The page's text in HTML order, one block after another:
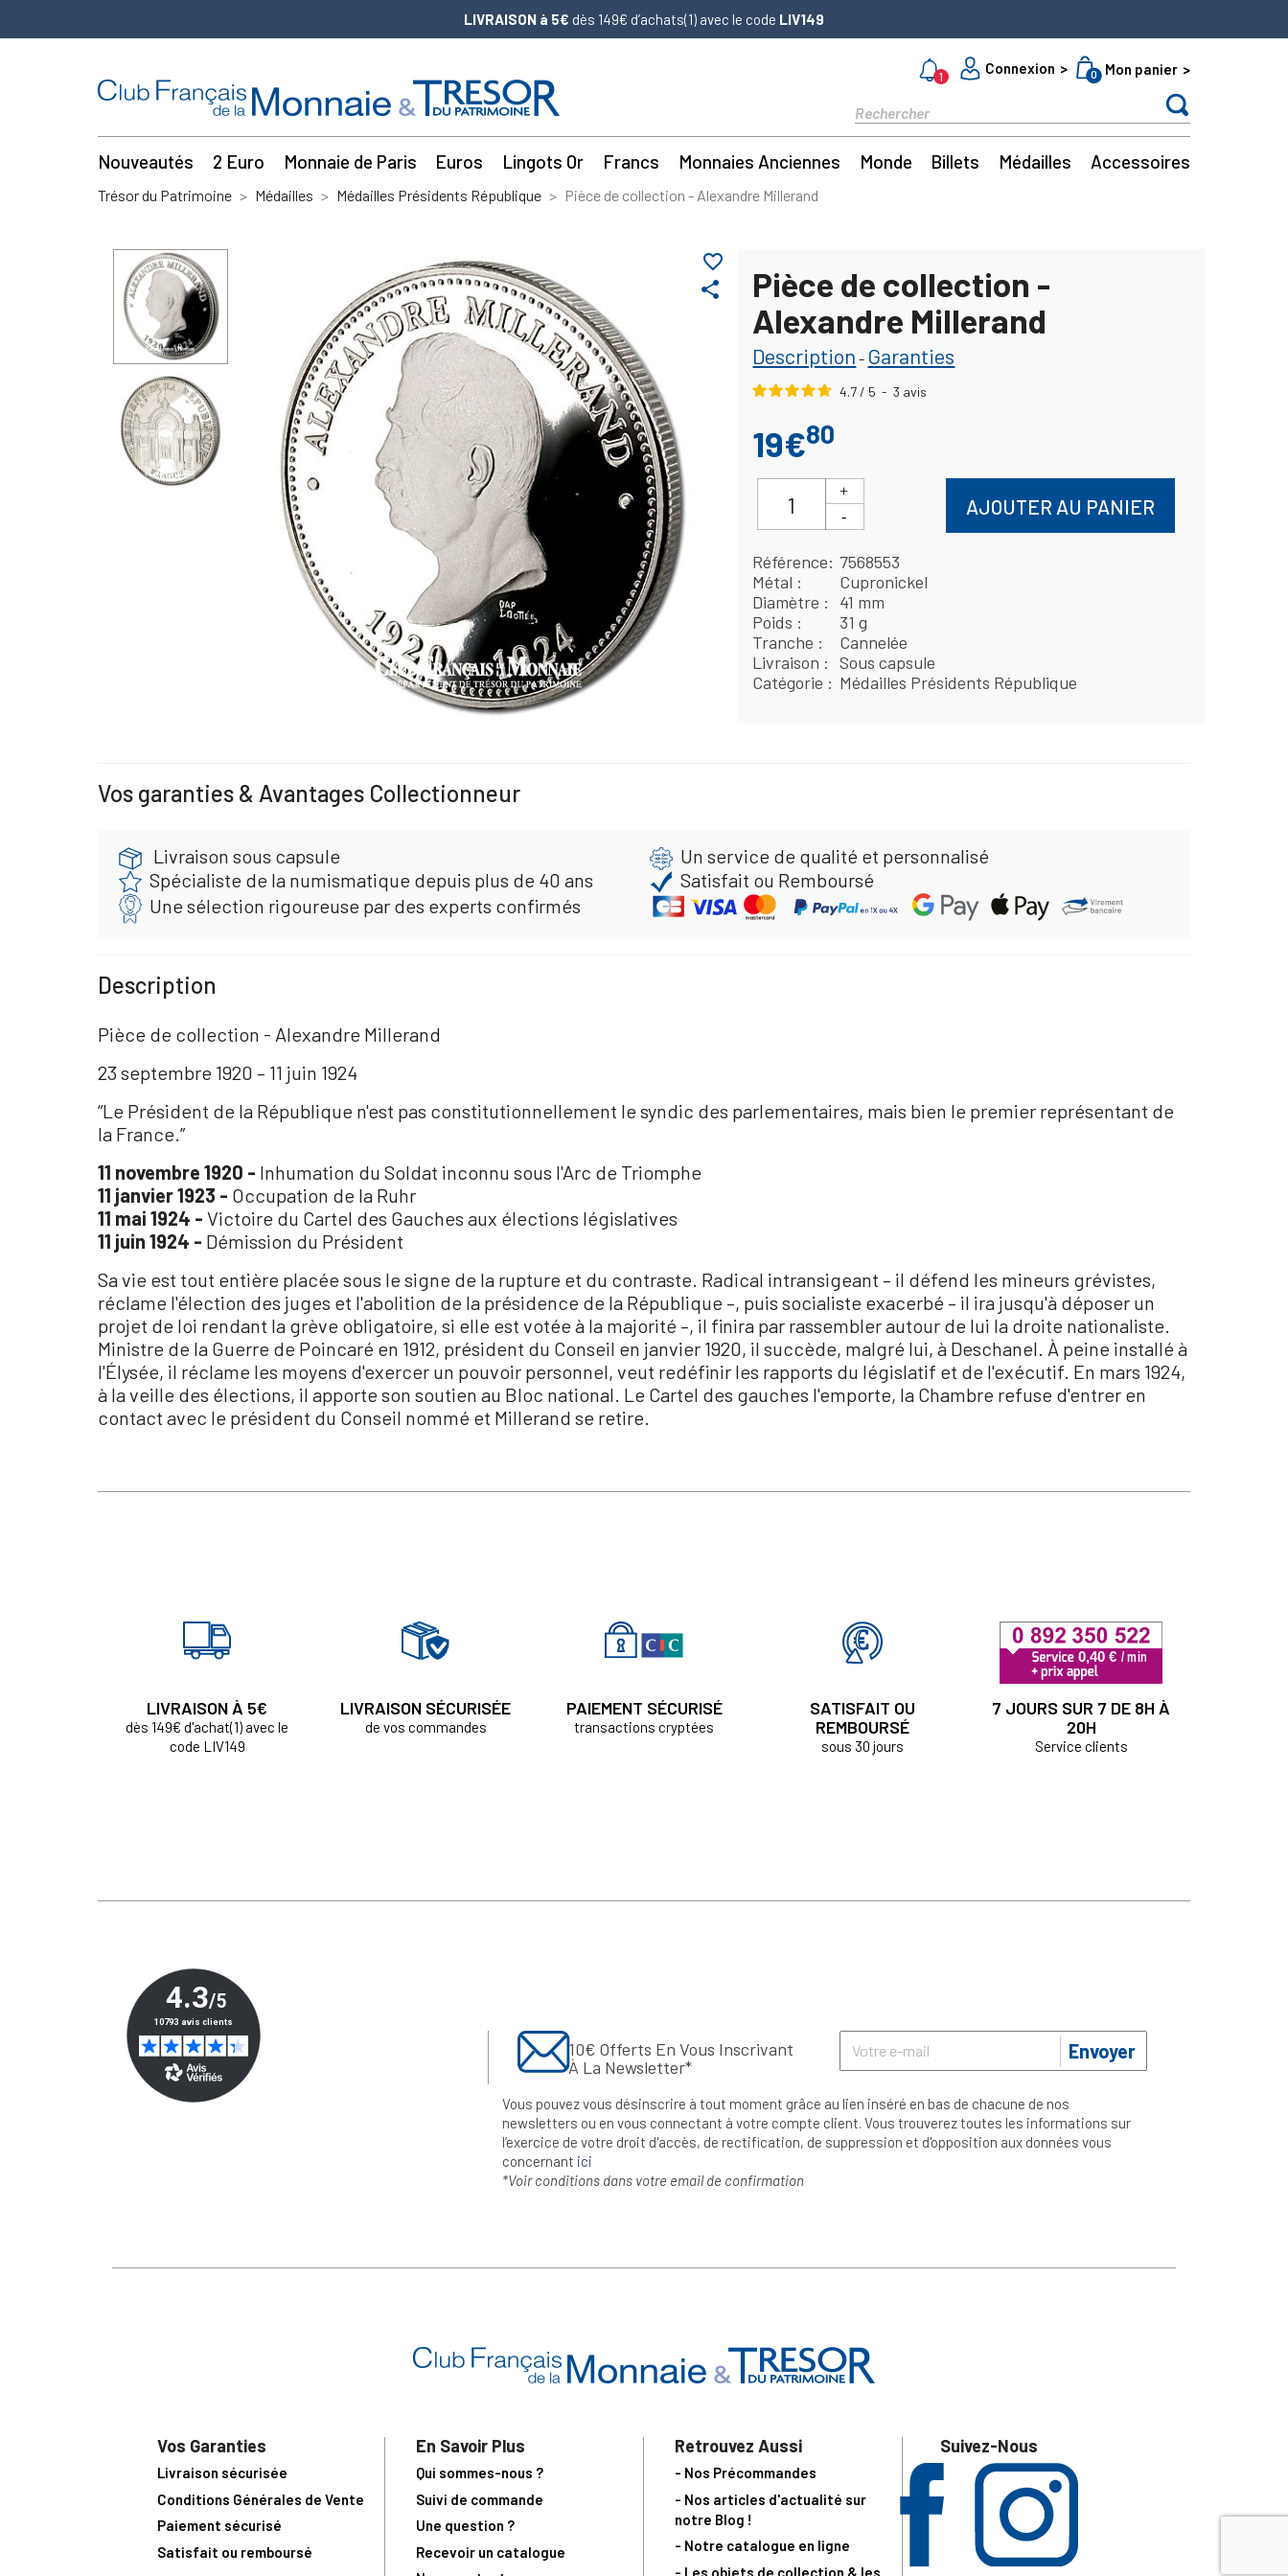
LIVRAISON à 5€ dès 149€ d’achats(1) avec le code LIV149
1
Connexion 0 Mon panier
Nouveautés 2 Euro Monnaie de Paris Euros Lingots Or Francs Monnaies Anciennes Monde Billets Médailles Accessoires
Trésor du Patrimoine Médailles Médailles Présidents République Pièce de collection - Alexandre Millerand
share
favorite_border
Pièce de collection -
Alexandre Millerand
Description - Garanties
4.7 / 5 - 3 avis
19€80
AJOUTER AU PANIER
Référence
7568553
Métal
Cupronickel
Diamètre
41 mm
Poids
31 g
Tranche
Cannelée
Livraison
Sous capsule
Catégorie
Médailles Présidents République
Vos garanties & Avantages Collectionneur
Livraison sous capsule
Un service de qualité et personnalisé
Spécialiste de la numismatique depuis plus de 40 ans
Satisfait ou Remboursé
Une sélection rigoureuse par des experts confirmés
Description
Pièce de collection - Alexandre Millerand
23 septembre 1920 – 11 juin 1924
“Le Président de la République n'est pas constitutionnellement le syndic des parlementaires, mais bien le premier représentant de
la France.”
11 novembre 1920 - Inhumation du Soldat inconnu sous l'Arc de Triomphe
11 janvier 1923 - Occupation de la Ruhr
11 mai 1924 - Victoire du Cartel des Gauches aux élections législatives
11 juin 1924 - Démission du Président
Sa vie est tout entière placée sous le signe de la rupture et du contraste. Radical intransigeant – il défend les mineurs grévistes,
réclame l'élection des juges et l'abolition de la présidence de la République –, puis socialiste exacerbé – il ira jusqu'à déposer un
projet de loi rendant la grève obligatoire, si elle est votée à la majorité –, il finira par rassembler autour de lui la droite nationaliste.
Ministre de la Guerre de Poincaré en 1912, président du Conseil en janvier 1920, il succède, malgré lui, à Deschanel. À peine installé à
l'Élysée, il réclame les moyens d'exercer un pouvoir personnel, veut redéfinir les rapports du législatif et de l'exécutif. En mars 1924,
à la veille des élections, il apporte son soutien au Bloc national. Le Cartel des gauches l'emporte, la Chambre refuse d'entrer en
contact avec le président du Conseil nommé et Millerand se retire.
LIVRAISON À 5€
dès 149€ d'achat(1) avec le
code LIV149
LIVRAISON SÉCURISÉE
de vos commandes
PAIEMENT SÉCURISÉ
transactions cryptées
SATISFAIT OU
REMBOURSÉ
sous 30 jours
7 JOURS SUR 7 DE 8H À
20H
Service clients
10€ Offerts En Vous Inscrivant
À La Newsletter*
Envoyer
Vous pouvez vous désinscrire à tout moment grâce au lien inséré en bas de chacune de nos
newsletters ou en vous connectant à votre compte client. Vous trouverez toutes les informations sur
l’exercice de votre droit d'accès, de rectification, de suppression et d'opposition aux données vous
concernant ici
*Voir conditions dans votre email de confirmation
Vos Garanties
Livraison sécurisée
Conditions Générales de Vente
Paiement sécurisé
Satisfait ou remboursé
En Savoir Plus
Qui sommes-nous ?
Suivi de commande
Une question ?
Recevoir un catalogue
Retrouvez Aussi
- Nos Précommandes
- Nos articles d'actualité sur
notre Blog !
- Notre catalogue en ligne
- Les objets de collection & les
Suivez-Nous